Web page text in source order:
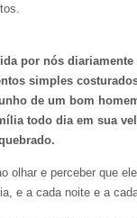
por nós diariamente
simples
de um bom
todo dia em sua
olhar e perceber que
e a cada noite e a